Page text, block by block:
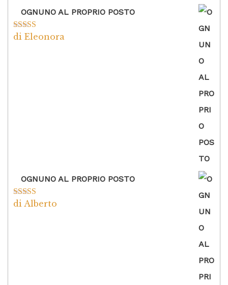
OGNUNO AL PROPRIO POSTO
Valutato5su
di Eleonora
OGNUNO AL PROPRIO POSTO
Valutato5su
di Alberto